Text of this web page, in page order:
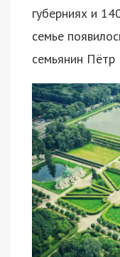
губерниях и
семье
семьянин Пётр